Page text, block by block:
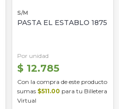
S/M
PASTA EL ESTABLO 1875
Por unidad
$ 12.785
Con la compra de este producto
sumas $511.00 para tu Billetera
Virtual